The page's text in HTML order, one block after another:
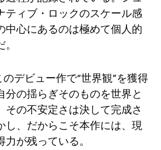
ティブ・ロックのスケール感
中心にあるのは極めて個人的
デビュー作で“世界観”を獲得
分の揺らぎそのものを世界と
その不安定さは決して完成さ
し、だからこそ本作には、現
が残っている。